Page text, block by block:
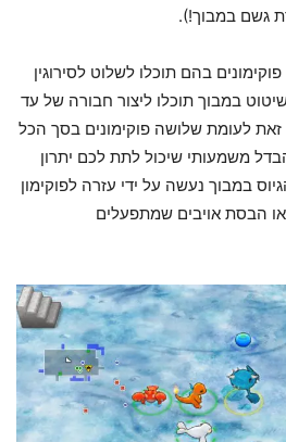
גשם במבוך!).
בהם תוכלו לשלוט לסירוגין
במבוך תוכלו ליצור חבורה של עד
לעומת שלושה פוקימונים בסך הכל
משמעותי שיכול לתת לכם יתרון
במבוך נעשה על ידי עזרה לפוקימון
הבסת אויבים שמתפעלים